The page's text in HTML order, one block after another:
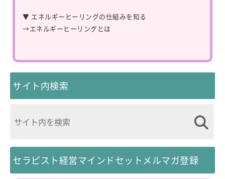
▼ エネルギーヒーリングの仕組みを知る
→エネルギーヒーリングとは
サイト内検索
セラピスト経営マインドセットメルマガ登録